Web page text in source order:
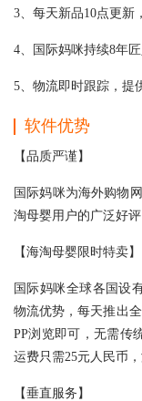
3、每天新品10点更新
4、国际妈咪持续8年匠
5、物流即时跟踪，提
软件优势
【品质严谨】
国际妈咪为海外购物
淘母婴用户的广泛好
【海淘母婴限时特卖】
国际妈咪全球各国设
物流优势，每天推出
PP浏览即可，无需传
运费只需25元人民币
【垂直服务】